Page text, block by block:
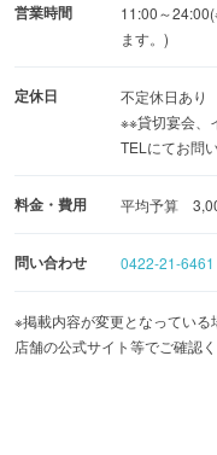
営業時間
11:00～
ます。)
定休日
不定休日あり
※※貸切宴会、
TELにてお問
料金・費用 平均予算
問い合わせ 0422-21-6461
※掲載内容が変更となっている
店舗の公式サイト等でご確認く